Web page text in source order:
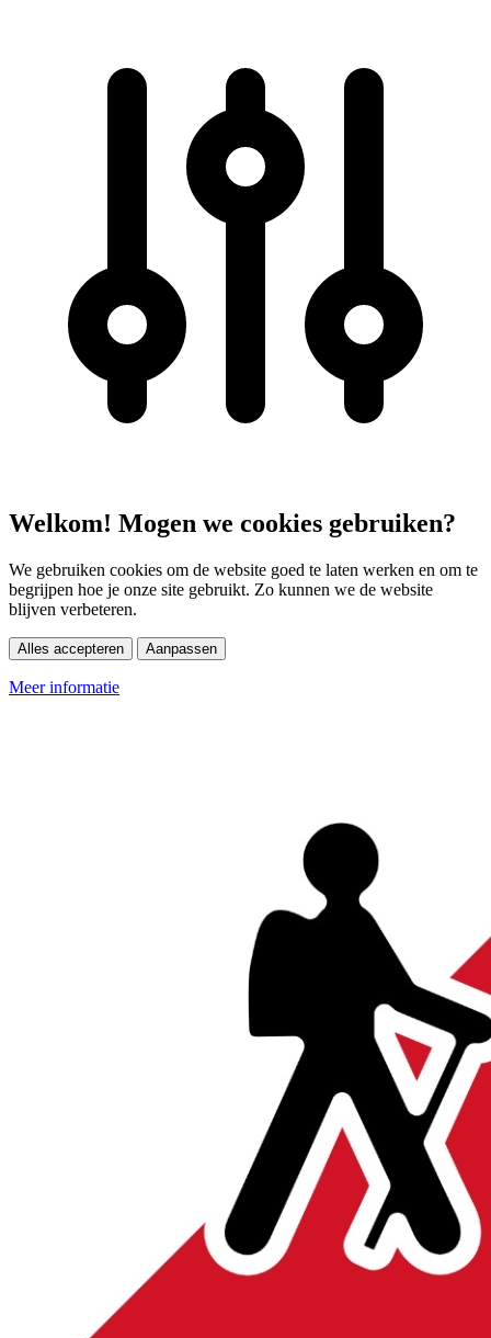
Welkom! Mogen we cookies gebruiken?
We gebruiken cookies om de website goed te laten werken en om te
begrijpen hoe je onze site gebruikt. Zo kunnen we de website
blijven verbeteren.
Alles accepteren Aanpassen
Meer informatie